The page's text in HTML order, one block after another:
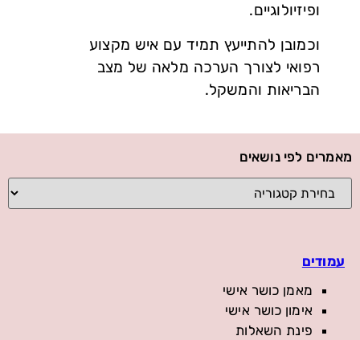
ופיזיולוגיים.
וכמובן להתייעץ תמיד עם איש מקצוע
רפואי לצורך הערכה מלאה של מצב
הבריאות והמשקל.
מאמרים לפי נושאים
עמודים
מאמן כושר אישי
אימון כושר אישי
פינת השאלות